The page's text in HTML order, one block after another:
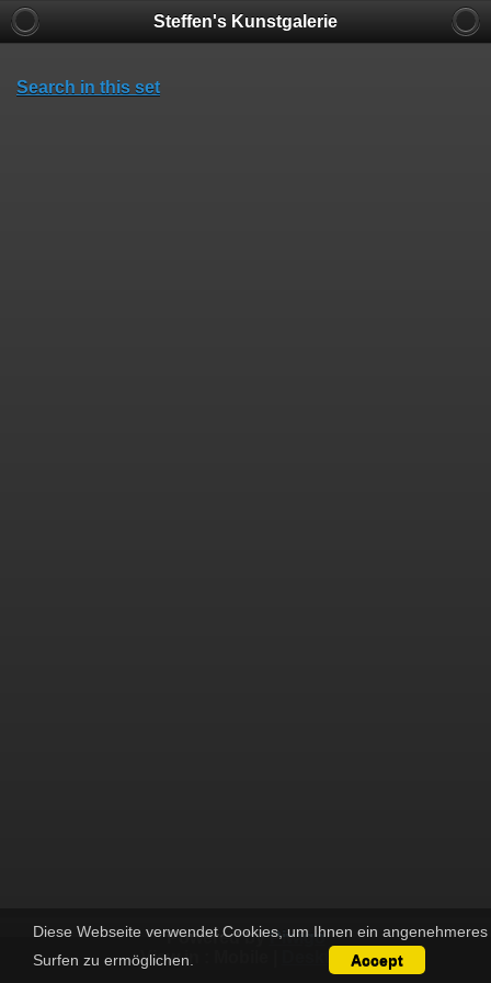
Steffen's Kunstgalerie
Search in this set
Diese Webseite verwendet Cookies, um Ihnen ein angenehmeres
Surfen zu ermöglichen.
Accept
Powered byPiwigo
View in :